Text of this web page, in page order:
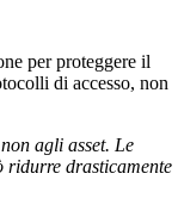
per proteggere il
di accesso, non
agli asset. Le
ridurre drasticamente